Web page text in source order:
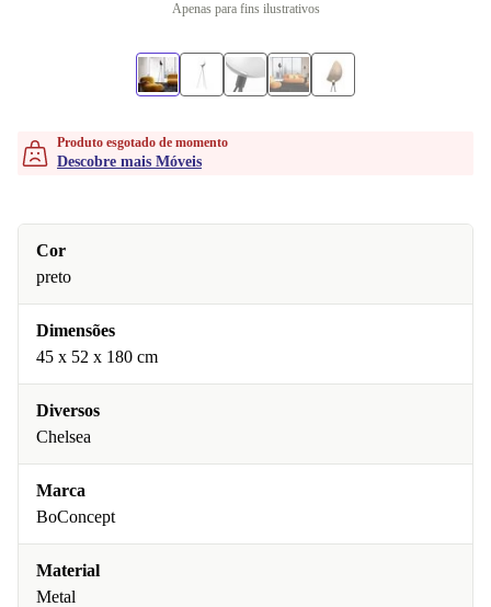
Apenas para fins ilustrativos
Produto esgotado de momento
Descobre mais Móveis
Cor
preto
Dimensões
45 x 52 x 180 cm
Diversos
Chelsea
Marca
BoConcept
Material
Metal